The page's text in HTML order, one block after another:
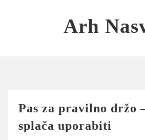
Arh
Pas za pravilno držo
splača uporabiti